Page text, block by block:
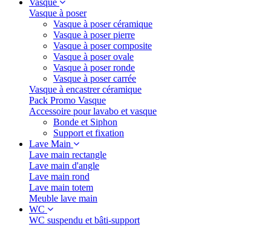
Vasque
Vasque à poser
Vasque à poser céramique
Vasque à poser pierre
Vasque à poser composite
Vasque à poser ovale
Vasque à poser ronde
Vasque à poser carrée
Vasque à encastrer céramique
Pack Promo Vasque
Accessoire pour lavabo et vasque
Bonde et Siphon
Support et fixation
Lave Main
Lave main rectangle
Lave main d'angle
Lave main rond
Lave main totem
Meuble lave main
WC
WC suspendu et bâti-support